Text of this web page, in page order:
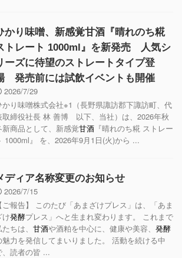
かり味噌、新感覚甘酒『晴れのち糀
トレート 1000ml』を新発売 人気シ
ーズに待望のストレートタイプ登
発売前には試飲イベントも開催
2026/7/29
かり味噌株式会社※1（長野県諏訪郡下諏訪町、代
取締役社長 林 善博 以下、当社）は、2026年秋
新商品として、新感覚甘酒 『晴れのち糀 ストレー
1000ml』 を、2026年9月1日(火)から ...
ディア名称変更のお知らせ
2026/7/15
【ご報告】 このたび「あまざけプレス」は、「あま
け発酵プレス」へと生まれ変わります。 これまで
ちは、 甘酒や酒粕を中心に、健康や美容、 発酵
魅力を発信してまいりました。 活動を続ける中
、読者の皆 ...